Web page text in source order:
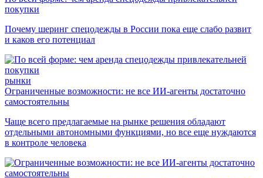
покупки
Почему шеринг спецодежды в России пока еще слабо развит
и каков его потенциал
рынки
Ограниченные возможности: не все ИИ-агенты достаточно
самостоятельны
Чаще всего предлагаемые на рынке решения обладают
отдельными автономными функциями, но все еще нуждаются
в контроле человека